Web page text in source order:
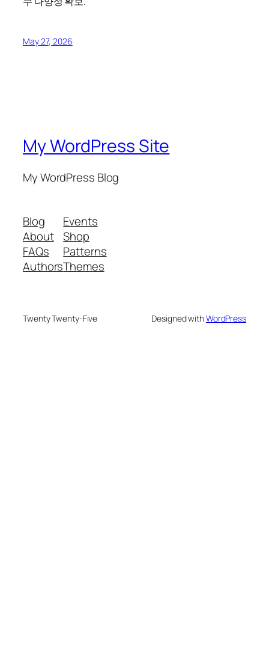
May 27, 2026
My WordPress Site
My WordPress Blog
Blog
About
FAQs
Authors
Events
Shop
Patterns
Themes
Twenty Twenty-Five Designed withWordPress